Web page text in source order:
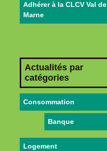
Adhérer à la CLCV Val de
Marne
Actualités par
catégories
Consommation
Banque
Logement